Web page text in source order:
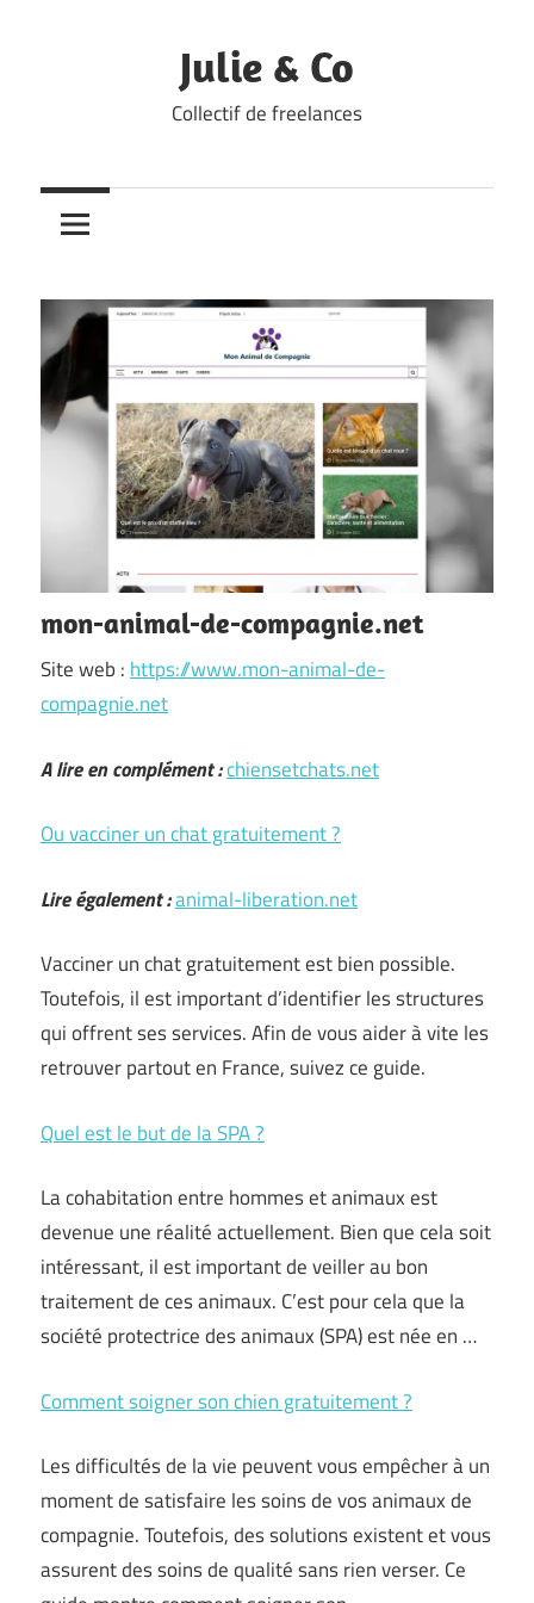
Julie & Co
Collectif de freelances
mon-animal-de-compagnie.net
Site web : https://www.mon-animal-de-
compagnie.net
A lire en complément :chiensetchats.net
Ou vacciner un chat gratuitement ?
Lire également :animal-liberation.net
Vacciner un chat gratuitement est bien possible.
Toutefois, il est important d’identifier les structures
qui offrent ses services. Afin de vous aider à vite les
retrouver partout en France, suivez ce guide.
Quel est le but de la SPA ?
La cohabitation entre hommes et animaux est
devenue une réalité actuellement. Bien que cela soit
intéressant, il est important de veiller au bon
traitement de ces animaux. C’est pour cela que la
société protectrice des animaux (SPA) est née en …
Comment soigner son chien gratuitement ?
Les difficultés de la vie peuvent vous empêcher à un
moment de satisfaire les soins de vos animaux de
compagnie. Toutefois, des solutions existent et vous
assurent des soins de qualité sans rien verser. Ce